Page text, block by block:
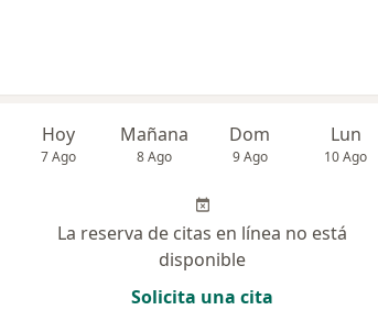
Hoy
7 Ago
Mañana
8 Ago
Dom
9 Ago
Lun
10 Ago
La reserva de citas en línea no está
disponible
Solicita una cita